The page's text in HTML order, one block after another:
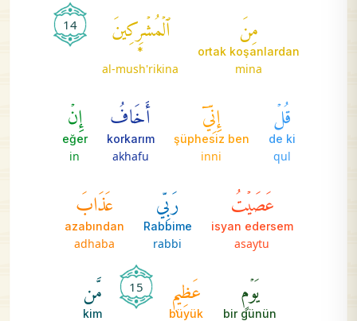
مِنَ
ortak koşanlardan
mina
ٱلۡمُشۡرِكِينَ
*
al-mush'rikina
14
قُلۡ
de ki
qul
إِنِّيٓ
şüphesiz ben
inni
أَخَافُ
korkarım
akhafu
إِنۡ
eğer
in
عَصَيۡتُ
isyan edersem
asaytu
رَبِّي
Rabbime
rabbi
عَذَابَ
azabından
adhaba
يَوۡمٍ
bir günün
عَظِيمٖ
büyük
15 مَّن
kim